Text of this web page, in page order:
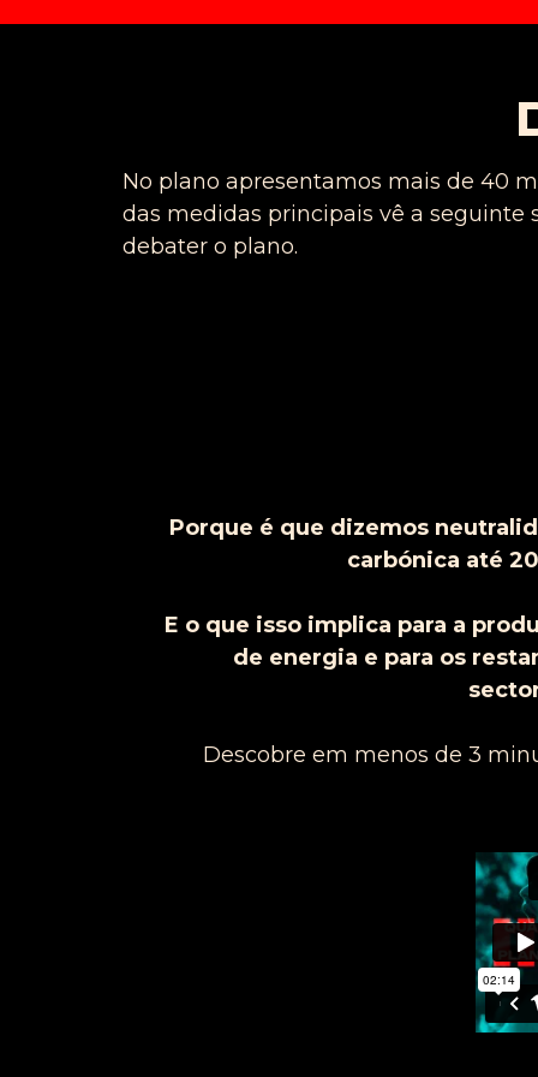
No plano apresentamos mais de 40
das medidas principais vê a seguinte
debater o plano.
Porque é que dizemos
carbónica até
E o que isso implica para a
de energia e para os
Descobre em menos de 3